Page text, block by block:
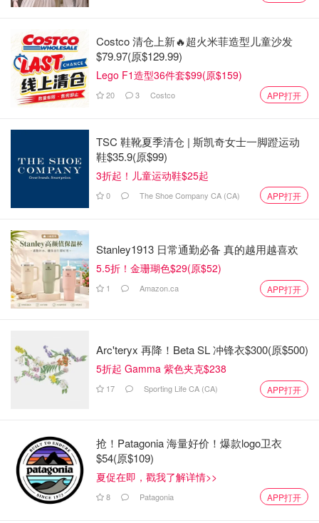
Costco 清仓上新🔥超火米菲造型儿童沙发
$79.97(原$129.99)
Lego F1造型36件套$99(原$159)
20 3 Costco APP打开
TSC 鞋靴夏季清仓 | 斯凯奇女士一脚蹬运动
鞋$35.9(原$99)
3折起！儿童运动鞋$25起
0 The Shoe Company CA (CA) APP打开
Stanley1913 日常通勤必备 真的越用越喜欢
5.5折！金珊瑚色$29(原$52)
1 Amazon.ca APP打开
Arc'teryx 再降！Beta SL 冲锋衣$300(原$500)
5折起 Gamma 紫色夹克$238
17 Sporting Life CA (CA) APP打开
抢！Patagonia 海量好价！爆款logo卫衣
$54(原$109)
夏促在即，戳我了解详情>>
8 Patagonia APP打开